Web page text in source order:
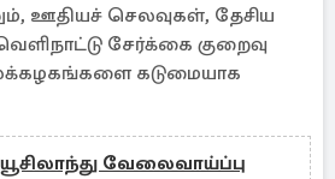
ஊதியச் செலவுகள், தேசிய
சேர்க்கை குறைவு
கடுமையாக
வேலைவாய்ப்பு